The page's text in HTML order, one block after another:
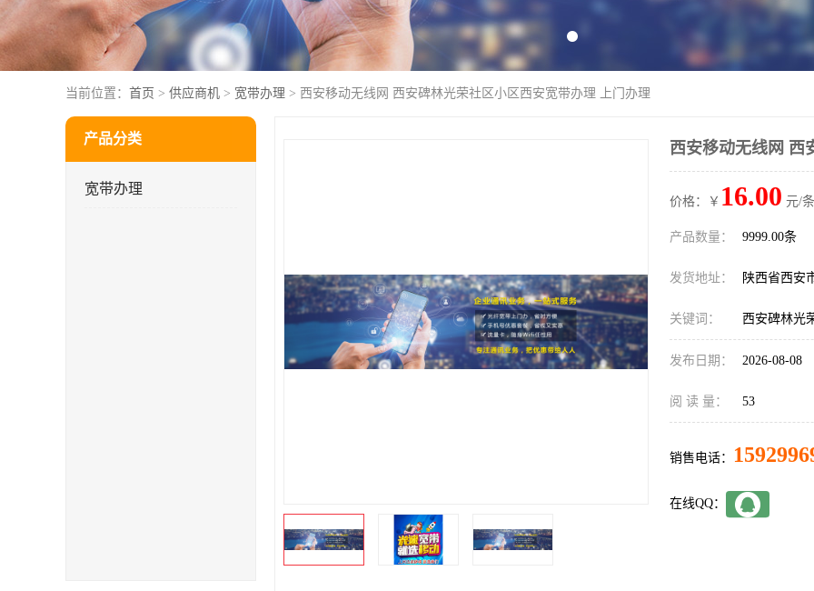
当前位置： 首页 > 供应商机 > 宽带办理 > 西安移动无线网 西安碑林光荣社区小区西安宽带办理 上门办理
产品分类
宽带办理
西安移动无线网 西
价格：￥ 16.00 元/
产品数量： 9999.00条
发货地址： 陕西省西安
关键词： 西安碑林光
发布日期： 2026-08-08
阅 读 量： 53
销售电话：
在线QQ：